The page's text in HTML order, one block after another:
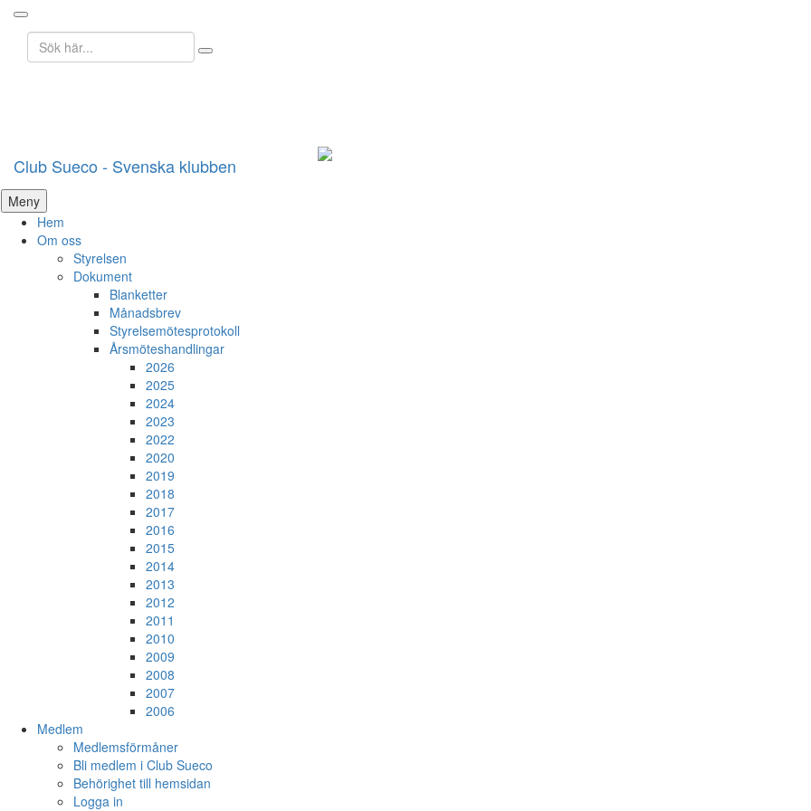
Sök
efter:
Club Sueco - Svenska klubben
Meny Hoppa
till
innehåll
Hem
Om oss
Styrelsen
Dokument
Blanketter
Månadsbrev
Styrelsemötesprotokoll
Årsmöteshandlingar
2026
2025
2024
2023
2022
2020
2019
2018
2017
2016
2015
2014
2013
2012
2011
2010
2009
2008
2007
2006
Medlem
Medlemsförmåner
Bli medlem i Club Sueco
Behörighet till hemsidan
Logga in